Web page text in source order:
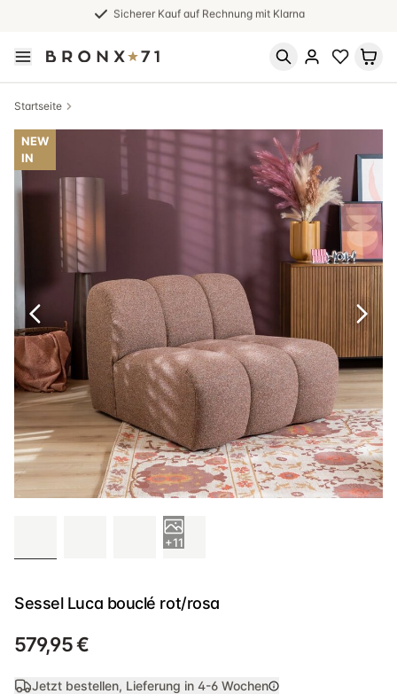
Sicherer Kauf auf Rechnung mit Klarna
Startseite
NEW
IN
+11
Sessel Luca bouclé rot/rosa
579,95 €
Jetzt bestellen, Lieferung in 4-6 Wochen